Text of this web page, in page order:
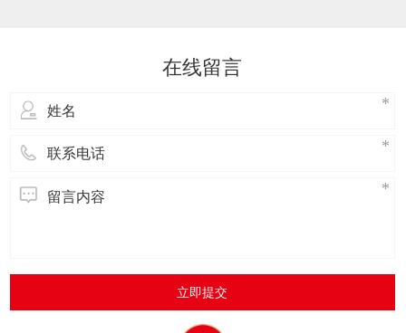
的印刷厂需要怎么做，需要注意哪些问题
在线留言
立即提交